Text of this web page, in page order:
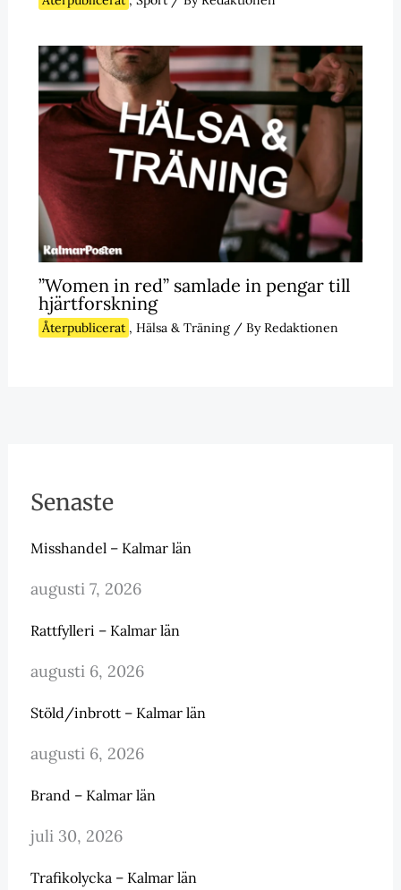
”Women in red” samlade in pengar till
hjärtforskning
Återpublicerat , Hälsa & Träning/ ByRedaktionen
Senaste
Misshandel – Kalmar län
augusti 7, 2026
Rattfylleri – Kalmar län
augusti 6, 2026
Stöld/inbrott – Kalmar län
augusti 6, 2026
Brand – Kalmar län
juli 30, 2026
Trafikolycka – Kalmar län